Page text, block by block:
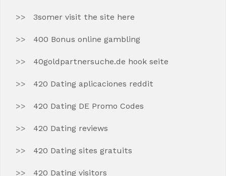
3somer visit the site here
400 Bonus online gambling
40goldpartnersuche.de hook seite
420 Dating aplicaciones reddit
420 Dating DE Promo Codes
420 Dating reviews
420 Dating sites gratuits
420 Dating visitors